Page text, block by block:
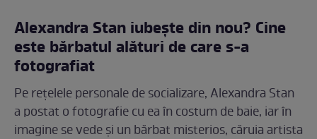
Alexandra Stan iubește din nou? Cine
este bărbatul alături de care s-a
fotografiat
Pe rețelele personale de socializare, Alexandra Stan
a postat o fotografie cu ea în costum de baie, iar în
imagine se vede și un bărbat misterios, căruia artista